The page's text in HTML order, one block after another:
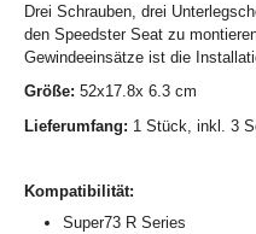
Drei Schrauben, drei
den Speedster Seat zu
Gewindeeinsätze ist die
Größe: 52x17.8x 6.3 cm
Lieferumfang: 1 Stück, inkl. 3
Kompatibilität:
Super73 R Series